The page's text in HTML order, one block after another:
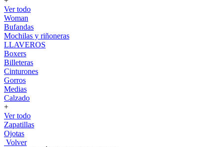
Ver todo
Woman
Bufandas
Mochilas y riñoneras
LLAVEROS
Boxers
Billeteras
Cinturones
Gorros
Medias
Calzado
+
Ver todo
Zapatillas
Ojotas
Volver